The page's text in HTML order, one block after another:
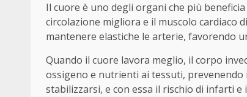
Il cuore è uno degli organi che più
circolazione migliora e il muscolo cardiaco
mantenere elastiche le arterie, favorendo
Quando il cuore lavora meglio, il corpo
ossigeno e nutrienti ai tessuti,
stabilizzarsi, e con essa il rischio di infarti e